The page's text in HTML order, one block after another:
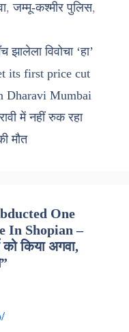
,जम्मू-कश्मीर पुलिस,
विवोचा ‘हा’
its first price cut
Dharavi Mumbai
में नहीं रुक रहा
मौत
One
In Shopian –
किया अगवा,